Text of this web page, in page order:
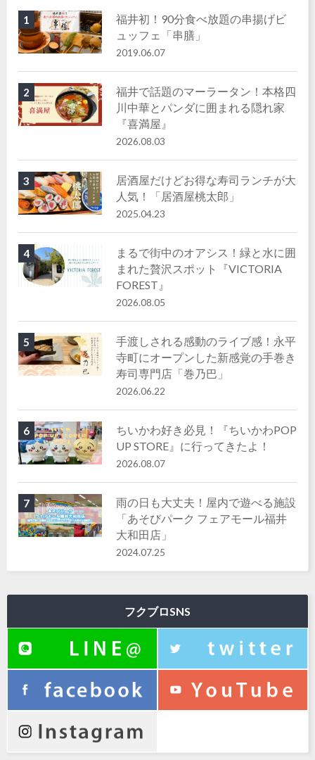
1
福井初！90分食べ放題の串揚げビ
ュッフェ「串膳」
2019.06.07
2
福井で話題のマーラータン！本格四
川中華とパンダに囲まれる隠れ家
『喜満屋』
2026.08.03
3
居酒屋だけどお得な寿司ランチが大
人気！「居酒屋桃太郎」
2025.04.23
4
まるで街中のオアシス！緑と水に囲
まれた贅沢スポット『VICTORIA
FOREST』
2026.08.05
5
手渡しされる感動のライブ感！永平
寺町にオープンした新感覚の手巻き
寿司専門店「巻乃巴」
2026.06.22
6
ちいかわ好き必見！『ちいかわPOP
UP STORE』に行ってきたよ！
2026.08.07
7
雨の日も大丈夫！屋内で遊べる施設
「あそびパーク フェアモール福井
大和田店」
2024.07.25
フクブロSNS